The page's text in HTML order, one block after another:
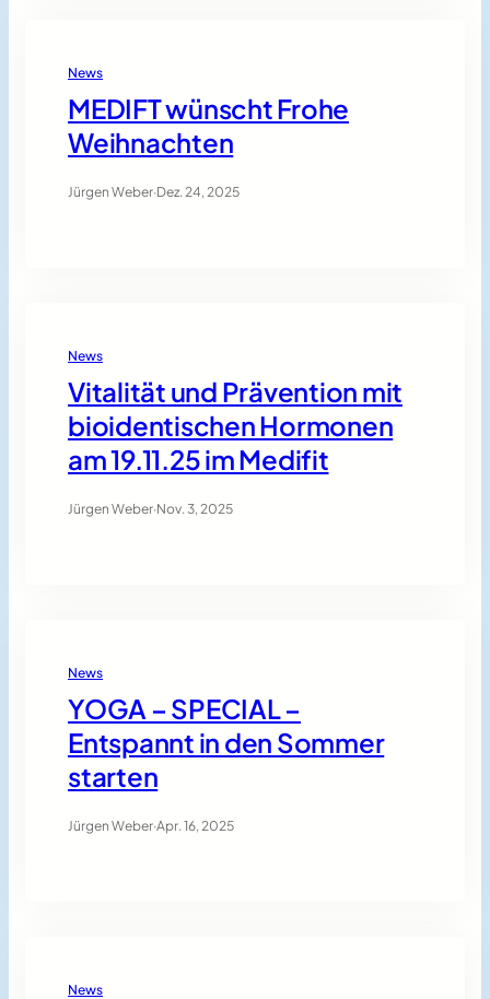
News
MEDIFT wünscht Frohe
Weihnachten
Jürgen Weber·Dez. 24, 2025
News
Vitalität und Prävention mit
bioidentischen Hormonen
am 19.11.25 im Medifit
Jürgen Weber·Nov. 3, 2025
News
YOGA – SPECIAL –
Entspannt in den Sommer
starten
Jürgen Weber·Apr. 16, 2025
News